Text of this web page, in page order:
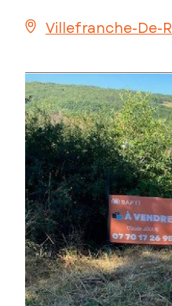
Villefranche-De-